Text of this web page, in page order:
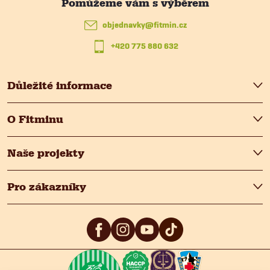
Důležité informace
O Fitminu
Naše projekty
Pro zákazníky
objednavky@fitmin.cz
+420 775 880 632